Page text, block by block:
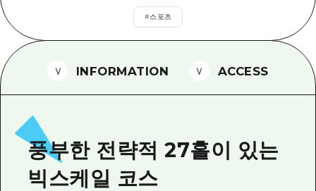
1박 2일
2박 3일
외국인 여행자용 거리 관광안내소
사진 다운로드
재해가 발생했을 때의 교통 정보
#스포츠
INFORMATION ACCESS
풍부한 전략적 27홀이 있는
빅스케일 코스